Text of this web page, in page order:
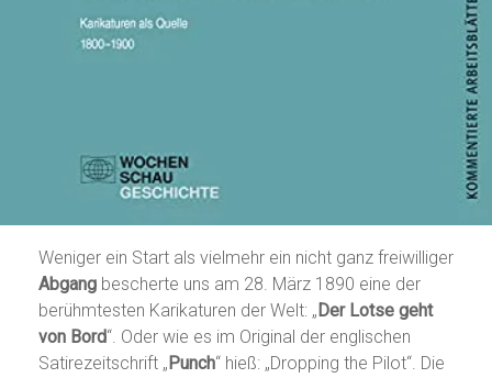
Weniger ein Start als vielmehr ein nicht ganz freiwilliger
Abgang bescherte uns am 28. März 1890 eine der
berühmtesten Karikaturen der Welt: „ Der Lotse geht
von Bord“. Oder wie es im Original der englischen
Satirezeitschrift „ Punch“ hieß: „Dropping the Pilot“. Die